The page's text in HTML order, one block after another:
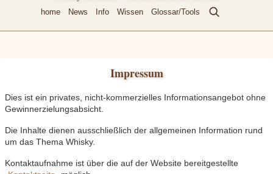
home News Info Wissen Glossar/Tools
Impressum
Dies ist ein privates, nicht-kommerzielles Informationsangebot ohne
Gewinnerzielungsabsicht.
Die Inhalte dienen ausschließlich der allgemeinen Information rund
um das Thema Whisky.
Kontaktaufnahme ist über die auf der Website bereitgestellte